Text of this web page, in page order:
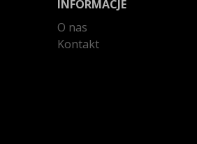
INFORMACJE
O nas
Kontakt